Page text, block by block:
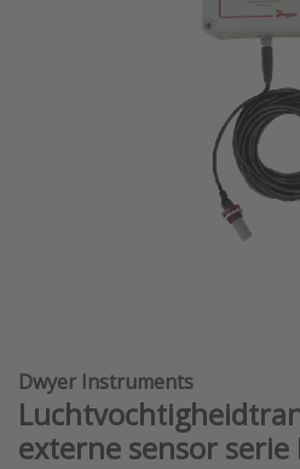
Dwyer Instruments
externe sensor serie